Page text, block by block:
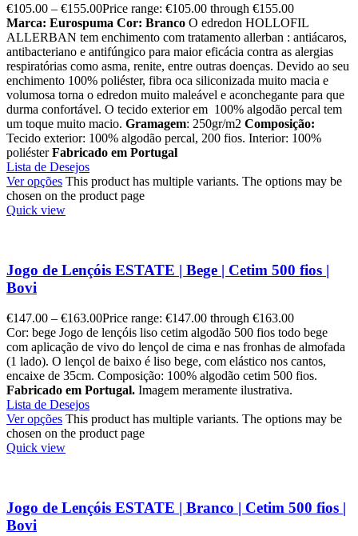
€105.00 – €155.00Price range: €105.00 through €155.00
Marca: Eurospuma Cor: Branco O edredon HOLLOFIL
ALLERBAN tem enchimento com tratamento allerban : antiácaros,
antibacteriano e antifúngico para maior eficácia contra as alergias
respiratórias como asma, renite, entre outras doenças. Devido ao seu
enchimento 100% poliéster, fibra oca siliconizada muito macia e
volumosa torna o edredon muito maleável e aconchegante para que
durma confortável. O tecido exterior em 100% algodão percal tem
um toque muito macio. Gramagem: 250gr/m2 Composição:
Tecido exterior: 100% algodão percal, 200 fios. Interior: 100%
poliésterFabricado em Portugal
Lista de Desejos
Ver opções This product has multiple variants. The options may be
chosen on the product page
Quick view
Jogo de Lençóis ESTATE | Bege | Cetim 500 fios |
Bovi
€147.00 – €163.00Price range: €147.00 through €163.00
Cor: bege Jogo de lençóis liso cetim algodão 500 fios todo bege
com aplicação de vivo do lençol de cima e nas fronhas de almofada
(1 lado). O lençol de baixo é liso bege, com elástico nos cantos,
encaixe de 35cm. Composição: 100% algodão cetim 500 fios.
Fabricado em Portugal. Imagem meramente ilustrativa.
Lista de Desejos
Ver opções This product has multiple variants. The options may be
chosen on the product page
Quick view
Jogo de Lençóis ESTATE | Branco | Cetim 500 fios |
Bovi